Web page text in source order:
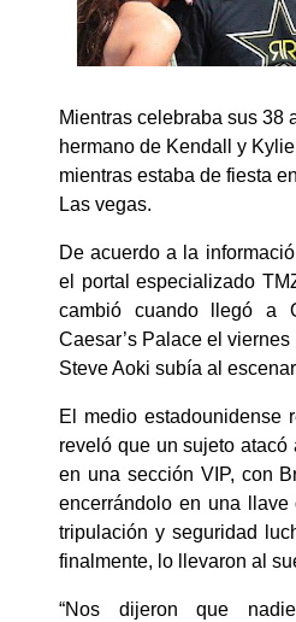
Mientras celebraba sus 38
hermano de Kendall y
mientras estaba de fiesta
Las vegas.
De acuerdo a la
el portal especializado
cambió cuando llegó a
Caesar’s Palace el
Steve Aoki subía al
El medio estadounidense
reveló que un sujeto
en una sección VIP, con
encerrándolo en una llave
tripulación y seguridad
finalmente, lo llevaron al
“Nos dijeron que